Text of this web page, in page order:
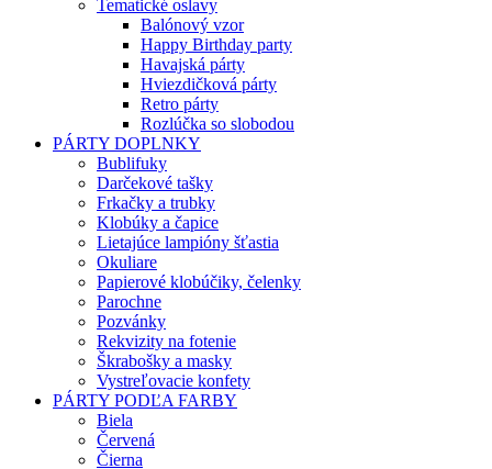
Tematické oslavy
Balónový vzor
Happy Birthday party
Havajská párty
Hviezdičková párty
Retro párty
Rozlúčka so slobodou
PÁRTY DOPLNKY
Bublifuky
Darčekové tašky
Frkačky a trubky
Klobúky a čapice
Lietajúce lampióny šťastia
Okuliare
Papierové klobúčiky, čelenky
Parochne
Pozvánky
Rekvizity na fotenie
Škrabošky a masky
Vystreľovacie konfety
PÁRTY PODĽA FARBY
Biela
Červená
Čierna